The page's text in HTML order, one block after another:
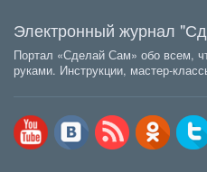
Электронный журнал
Портал «Сделай Сам» обо всем,
руками. Инструкции, мастер-